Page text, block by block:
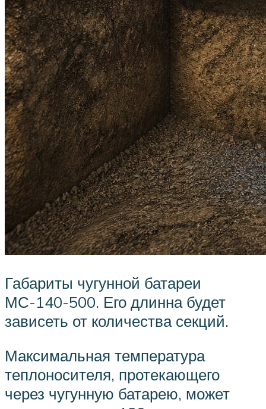
Габариты чугунной батареи
МС-140-500. Его длинна будет
зависеть от количества секций.
Максимальная температура
теплоносителя, протекающего
через чугунную батарею, может